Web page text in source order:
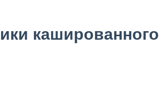
кашированного